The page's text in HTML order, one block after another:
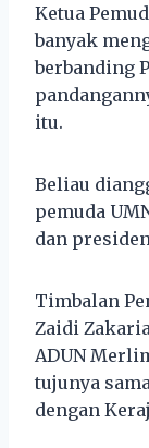
Ketua
banyak
berbanding
itu.
Beliau
pemuda
dan
Timbalan
Zaidi
ADUN
tujunya
dengan